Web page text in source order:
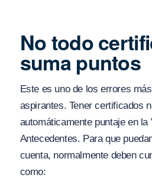
No todo
suma puntos
Este es uno de los errores
aspirantes. Tener certificados
automáticamente puntaje en la
Antecedentes. Para que
cuenta, normalmente deben
como: